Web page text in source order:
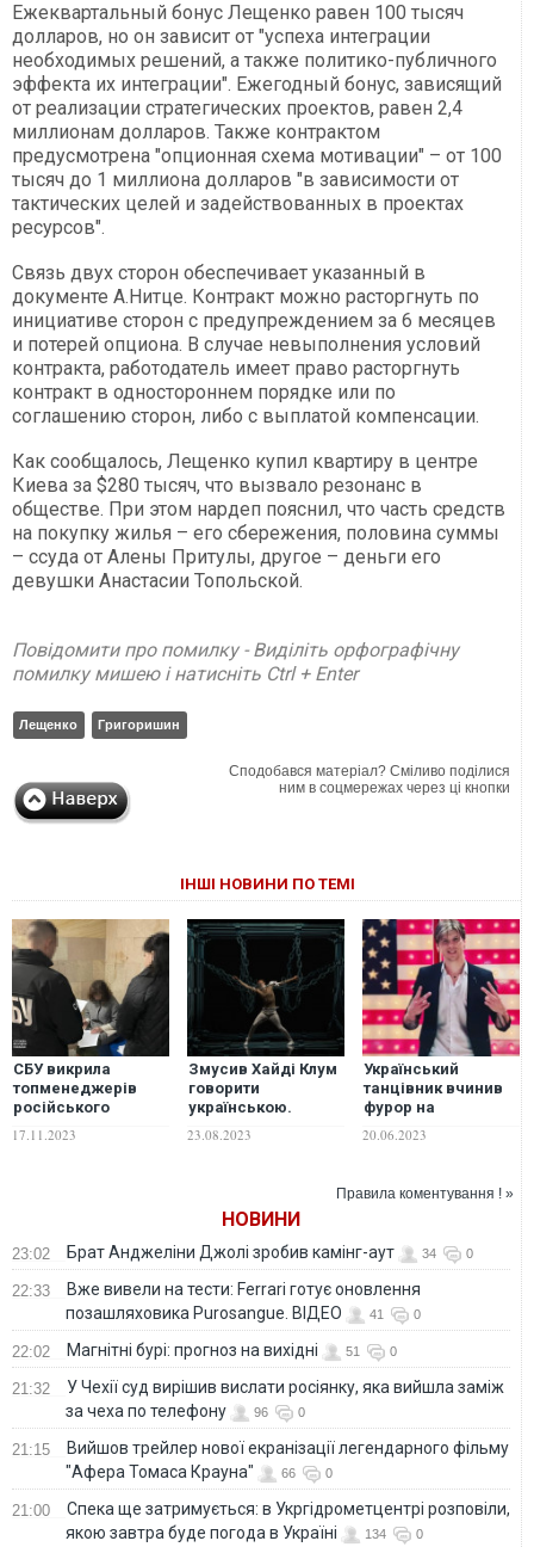
Ежеквартальный бонус Лещенко равен 100 тысяч
долларов, но он зависит от "успеха интеграции
необходимых решений, а также политико-публичного
эффекта их интеграции". Ежегодный бонус, зависящий
от реализации стратегических проектов, равен 2,4
миллионам долларов. Также контрактом
предусмотрена "опционная схема мотивации" – от 100
тысяч до 1 миллиона долларов "в зависимости от
тактических целей и задействованных в проектах
ресурсов".
Связь двух сторон обеспечивает указанный в
документе А.Нитце. Контракт можно расторгнуть по
инициативе сторон с предупреждением за 6 месяцев
и потерей опциона. В случае невыполнения условий
контракта, работодатель имеет право расторгнуть
контракт в одностороннем порядке или по
соглашению сторон, либо с выплатой компенсации.
Как сообщалось, Лещенко купил квартиру в центре
Киева за $280 тысяч, что вызвало резонанс в
обществе. При этом нардеп пояснил, что часть средств
на покупку жилья – его сбережения, половина суммы
– ссуда от Алены Притулы, другое – деньги его
девушки Анастасии Топольской.
Повідомити про помилку - Виділіть орфографічну
помилку мишею і натисніть Ctrl + Enter
Лещенко Григоришин
Сподобався матеріал? Сміливо поділися
ним в соцмережах через ці кнопки
ІНШІ НОВИНИ ПО ТЕМІ
СБУ викрила
топменеджерів
російського
олігарха
Григоришина, які
17.11.2023
Змусив Хайді Клум
говорити
українською.
Хореограф
Олександр
приголомшив своїм
потужним номером
на America’s Got
Talent. ВІДЕО
23.08.2023
Український
танцівник вчинив
фурор на
американському
талант-шоу. ВІДЕО
20.06.2023
Правила коментування ! »
НОВИНИ
23:02 Брат Анджеліни Джолі зробив камінг-аут 34 0
22:33
Вже вивели на тести: Ferrari готує оновлення
позашляховика Purosangue. ВІДЕО
41 0
22:02 Магнітні бурі: прогноз на вихідні 51 0
21:32
У Чехії суд вирішив вислати росіянку, яка вийшла заміж
за чеха по телефону
96 0
21:15
Вийшов трейлер нової екранізації легендарного фільму
"Афера Томаса Крауна"
66 0
21:00
Спека ще затримується: в Укргідрометцентрі розповіли,
якою завтра буде погода в Україні
134 0